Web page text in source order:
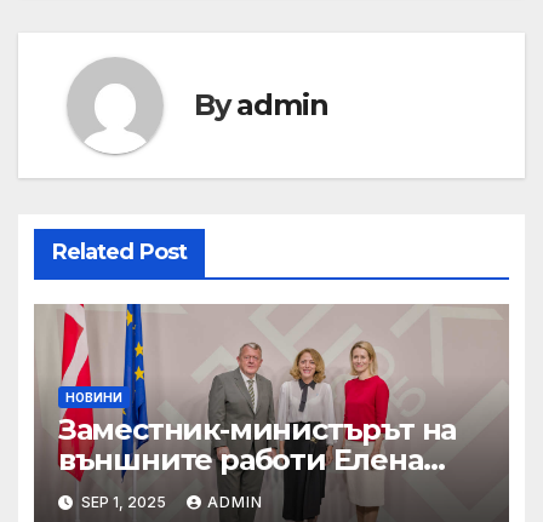
Byadmin
Related Post
НОВИНИ
Заместник-министърът на
външните работи Елена
Шекерлетова участва в
SEP 1, 2025 ADMIN